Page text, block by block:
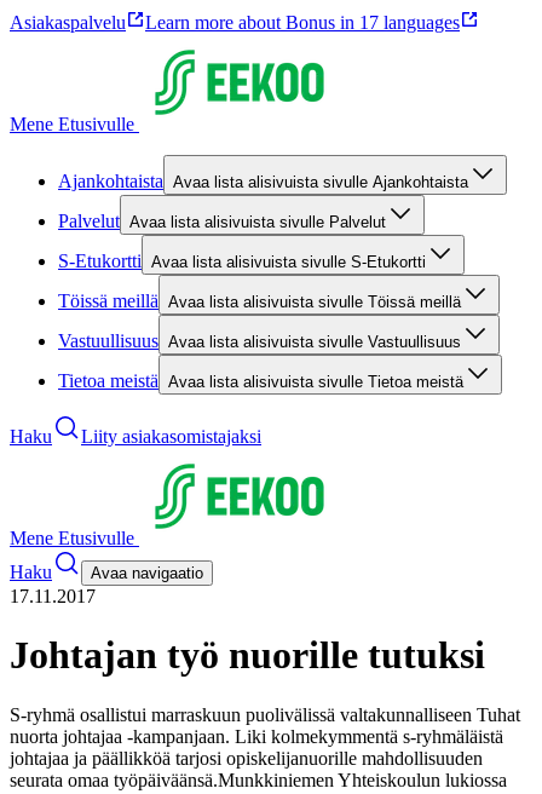
Asiakaspalvelu Learn more about Bonus in 17 languages
Mene Etusivulle
Ajankohtaista Avaa lista alisivuista sivulle Ajankohtaista
Palvelut Avaa lista alisivuista sivulle Palvelut
S-Etukortti Avaa lista alisivuista sivulle S-Etukortti
Töissä meillä Avaa lista alisivuista sivulle Töissä meillä
Vastuullisuus Avaa lista alisivuista sivulle Vastuullisuus
Tietoa meistä Avaa lista alisivuista sivulle Tietoa meistä
Haku Liity asiakasomistajaksi
Mene Etusivulle
Haku
Avaa navigaatio
17.11.2017
Johtajan työ nuorille tutuksi
S-ryhmä osallistui marraskuun puolivälissä valtakunnalliseen Tuhat
nuorta johtajaa -kampanjaan. Liki kolmekymmentä s-ryhmäläistä
johtajaa ja päällikköä tarjosi opiskelijanuorille mahdollisuuden
seurata omaa työpäiväänsä.Munkkiniemen Yhteiskoulun lukiossa